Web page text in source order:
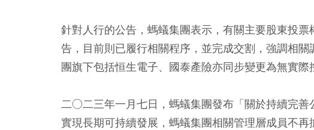
針對人行的公告，螞蟻集團表示，有關主要股東投
告，目前則已履行相關程序，並完成交割，強調相
團旗下包括恒生電子、國泰產險亦同步變更為無實際
二○二三年一月七日，螞蟻集團發布「關於持續完善
實現長期可持續發展，螞蟻集團相關管理層成員不